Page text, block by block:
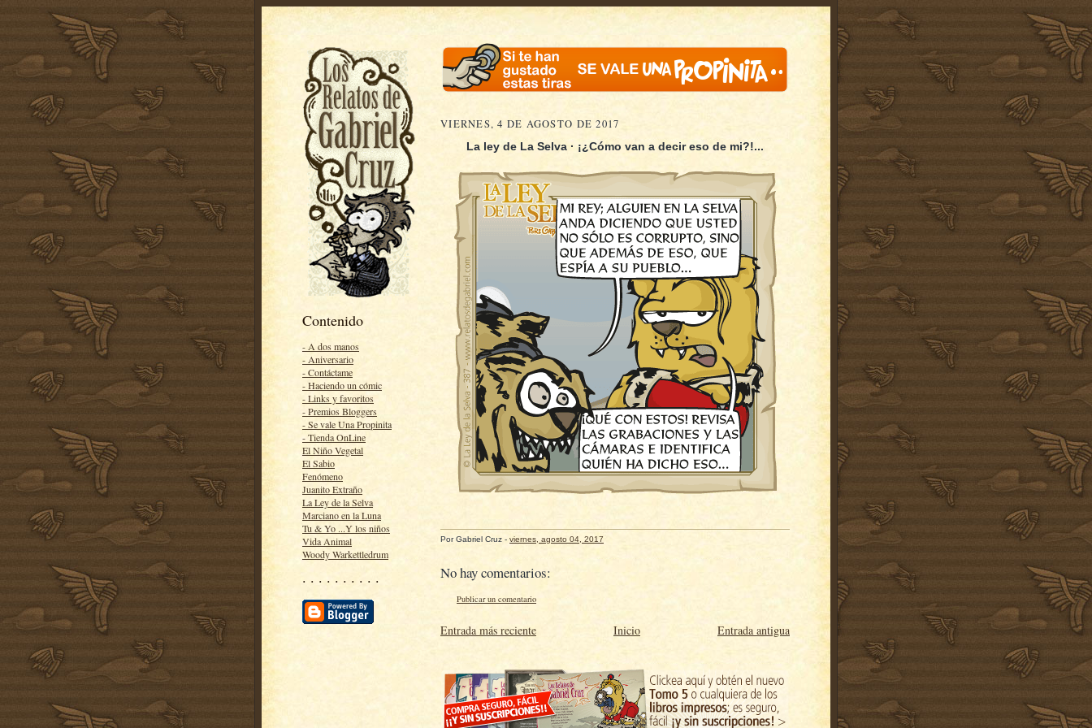
Contenido
- A dos manos
- Aniversario
- Contáctame
- Haciendo un cómic
- Links y favoritos
- Premios Bloggers
- Se vale Una Propinita
- Tienda OnLine
El Niño Vegetal
El Sabio
Fenómeno
Juanito Extraño
La Ley de la Selva
Marciano en la Luna
Tu & Yo ...Y los niños
Vida Animal
Woody Warkettledrum
· · · · · · · · · ·
VIERNES, 4 DE AGOSTO DE 2017
La ley de La Selva · ¡¿Cómo van a decir eso de mi?!...
PorGabriel Cruz - viernes, agosto 04, 2017
No hay comentarios:
Publicar un comentario
Entrada más reciente Entrada antigua
Inicio